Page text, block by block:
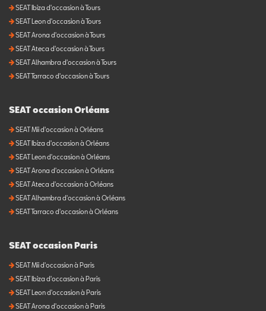
SEAT Ibiza d'occasion à Tours
SEAT Leon d'occasion à Tours
SEAT Arona d'occasion à Tours
SEAT Ateca d'occasion à Tours
SEAT Alhambra d'occasion à Tours
SEAT Tarraco d'occasion à Tours
SEAT occasion Orléans
SEAT Mii d'occasion à Orléans
SEAT Ibiza d'occasion à Orléans
SEAT Leon d'occasion à Orléans
SEAT Arona d'occasion à Orléans
SEAT Ateca d'occasion à Orléans
SEAT Alhambra d'occasion à Orléans
SEAT Tarraco d'occasion à Orléans
SEAT occasion Paris
SEAT Mii d'occasion à Paris
SEAT Ibiza d'occasion à Paris
SEAT Leon d'occasion à Paris
SEAT Arona d'occasion à Paris